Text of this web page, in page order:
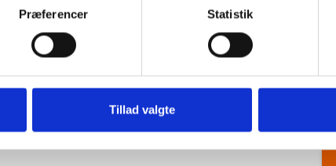
Præferencer Statistik
Tillad valgte
Trimmerskærm 535LS mfl.